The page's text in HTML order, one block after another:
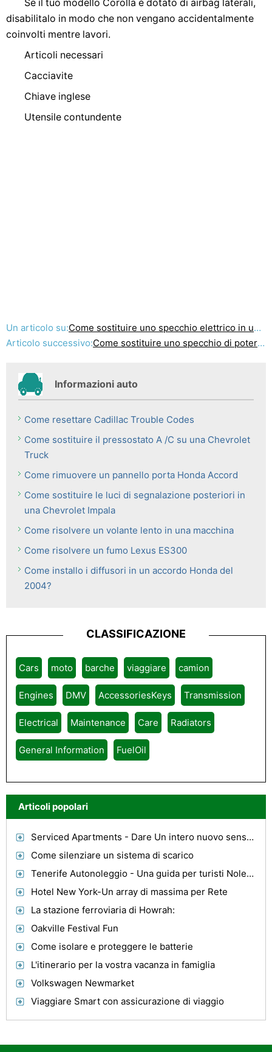
Se il tuo modello Corolla è dotato di airbag laterali,
disabilitalo in modo che non vengano accidentalmente
coinvolti mentre lavori.
Articoli necessari
Cacciavite
Chiave inglese
Utensile contundente
Un articolo su:Come sostituire uno specchio elettrico in un Maxi Nissan
Articolo successivo:Come sostituire uno specchio di potere in un Maggiolino VW
Informazioni auto
Come resettare Cadillac Trouble Codes
Come sostituire il pressostato A /C su una Chevrolet
Truck
Come rimuovere un pannello porta Honda Accord
Come sostituire le luci di segnalazione posteriori in
una Chevrolet Impala
Come risolvere un volante lento in una macchina
Come risolvere un fumo Lexus ES300
Come installo i diffusori in un accordo Honda del
2004?
CLASSIFICAZIONE
Cars moto barche viaggiare camion
Engines DMV AccessoriesKeys Transmission
Electrical Maintenance Care Radiators
General Information FuelOil
Articoli popolari
Serviced Apartments - Dare Un intero nuovo senso alla vita aziendale
Come silenziare un sistema di scarico
Tenerife Autonoleggio - Una guida per turisti Noleggiare un'auto a Tenerife
Hotel New York-Un array di massima per Rete
La stazione ferroviaria di Howrah:
Oakville Festival Fun
Come isolare e proteggere le batterie
L'itinerario per la vostra vacanza in famiglia
Volkswagen Newmarket
Viaggiare Smart con assicurazione di viaggio